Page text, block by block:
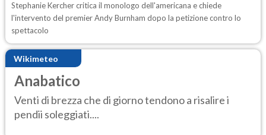
Stephanie Kercher critica il monologo dell'americana e chiede
l'intervento del premier Andy Burnham dopo la petizione contro lo
spettacolo
Wikimeteo
Anabatico
Venti di brezza che di giorno tendono a risalire i
pendii soleggiati....